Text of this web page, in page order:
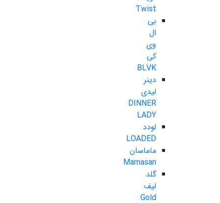
Twist
بی
ال
وی
کی
BLVK
دینر
لیدی
DINNER
LADY
لودد
LOADED
ماماسان
Mamasan
گلد
لیف
Gold